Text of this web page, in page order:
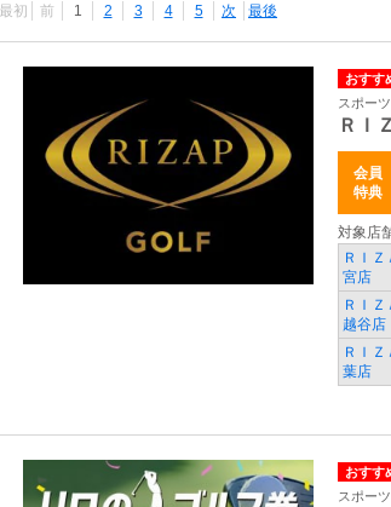
最初 前 1 2 3 4 5 次 最後
おすす
スポー
ＲＩ
会員
特典
対象店
ＲＩ
宮店
ＲＩ
越谷店
ＲＩ
葉店
おすす
スポー